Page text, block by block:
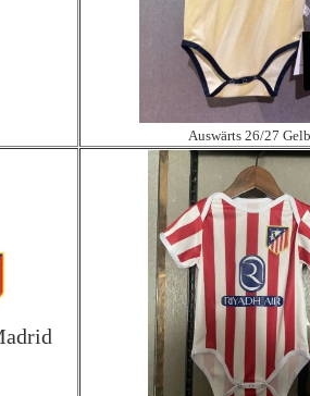
Auswärts 26/27 Gelb